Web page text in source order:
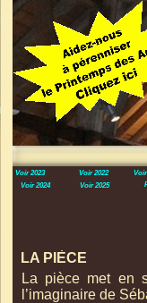
LA PIÈCE
La pièce met en
l’imaginaire de
Voir 2023 Voir 2022 Voir
Voir 2024
Voir 2025